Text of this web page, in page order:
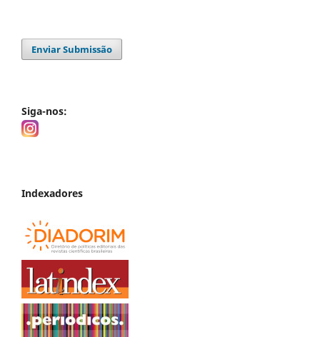
Enviar Submissão
Siga-nos:
Indexadores